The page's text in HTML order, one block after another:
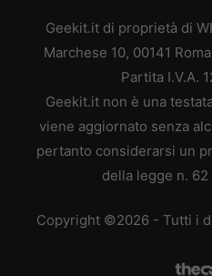
Geekit.it di proprietà di
Marchese 10, 00141
Partita I.V.A.
Geekit.it non è una
viene aggiornato senza
pertanto considerarsi un
della legge n. 62
Copyright ©2026 - Tutti i